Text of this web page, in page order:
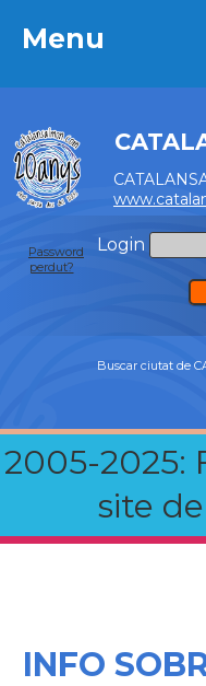
Menu
Login
Password
perdut?
Buscar ciutat de
2005-2025:
site
Menu
INFO